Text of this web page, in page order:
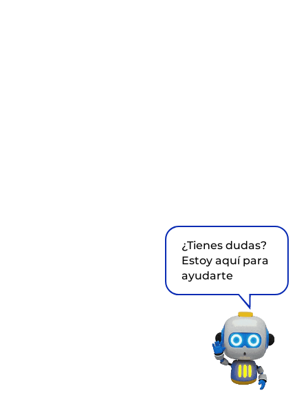
¿Tienes dudas?
Estoy aquí para
ayudarte